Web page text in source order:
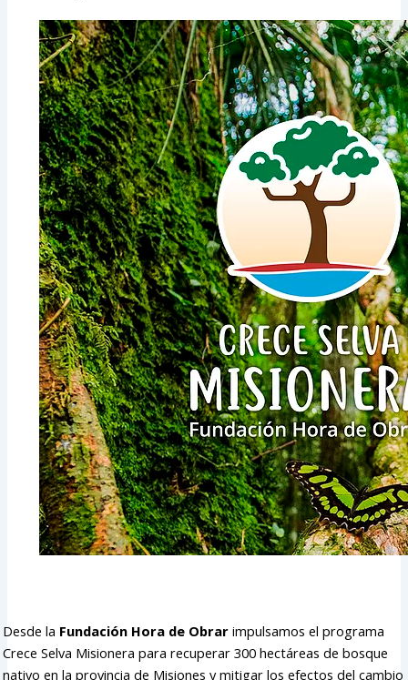
Desde la Fundación Hora de Obrar impulsamos el programa
Crece Selva Misionera para recuperar 300 hectáreas de bosque
nativo en la provincia de Misiones y mitigar los efectos del cambio